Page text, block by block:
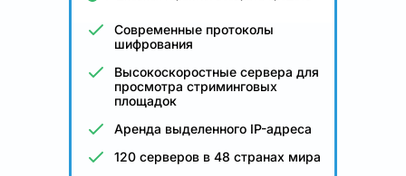
Современные протоколы
шифрования
Высокоскоростные сервера для
просмотра стриминговых
площадок
Аренда выделенного IP-адреса
120 серверов в 48 странах мира